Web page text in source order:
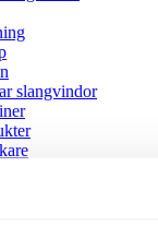
slangvindor